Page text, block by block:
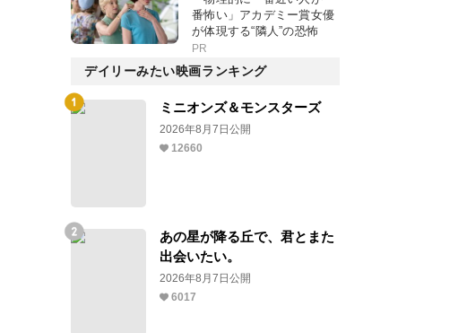
番怖い」アカデミー賞女優
が体現する“隣人”の恐怖
PR
デイリーみたい映画ランキング
ミニオンズ＆モンスターズ
2026年8月7日公開
12660
あの星が降る丘で、君とまた
出会いたい。
2026年8月7日公開
6017